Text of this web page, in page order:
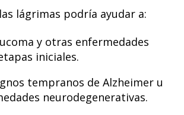
lágrimas podría ayudar a:
y otras enfermedades
iniciales.
tempranos de Alzheimer u
neurodegenerativas.